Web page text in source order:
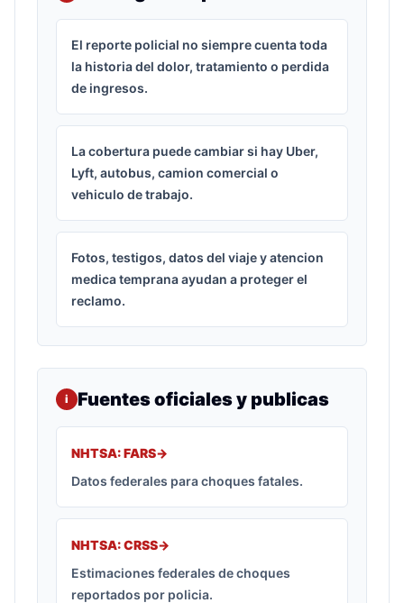
El reporte policial no siempre cuenta toda
la historia del dolor, tratamiento o perdida
de ingresos.
La cobertura puede cambiar si hay Uber,
Lyft, autobus, camion comercial o
vehiculo de trabajo.
Fotos, testigos, datos del viaje y atencion
medica temprana ayudan a proteger el
reclamo.
i Fuentes oficiales y publicas
NHTSA: FARS->
Datos federales para choques fatales.
NHTSA: CRSS->
Estimaciones federales de choques
reportados por policia.